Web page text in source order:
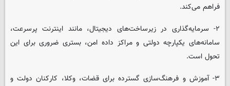
فراهم می‌کند.
۲- سرمایه‌گذاری در زیرساخت‌های دیجیتال، مانند اینترنت پرسرعت،
سامانه‌های یکپارچه دولتی و مراکز داده امن، بستری ضروری برای این
تحول است.
۳- آموزش و فرهنگ‌سازی گسترده برای قضات، وکلا، کارکنان دولت و